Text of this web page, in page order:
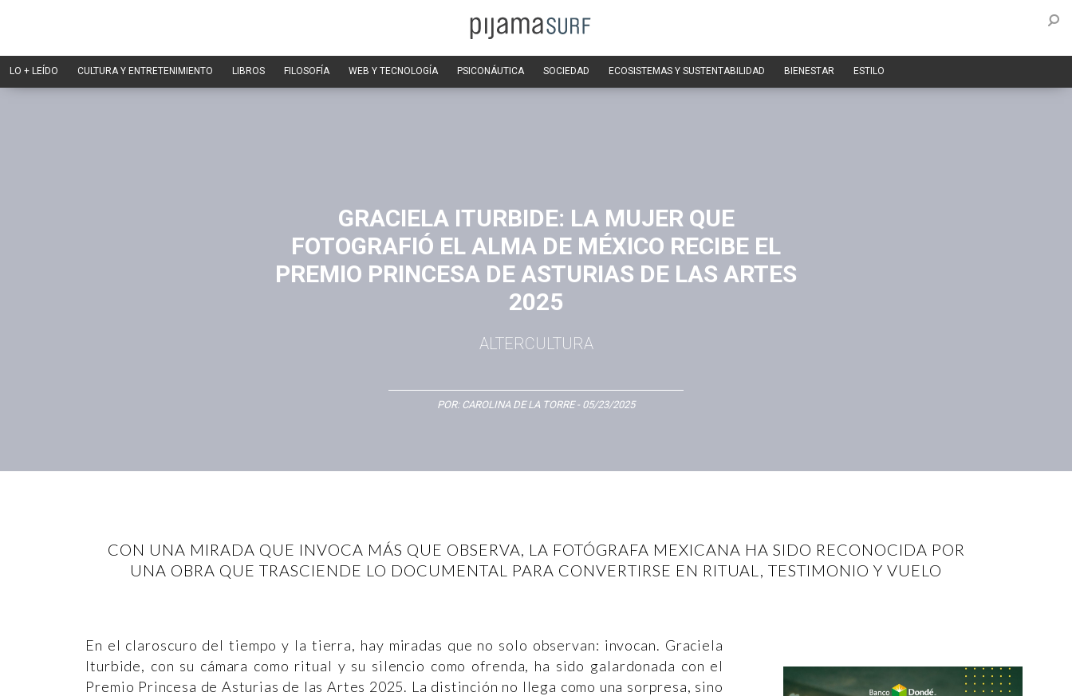
LO + LEÍDO CULTURA Y ENTRETENIMIENTO LIBROS FILOSOFÍA WEB Y TECNOLOGÍA PSICONÁUTICA SOCIEDAD ECOSISTEMAS Y SUSTENTABILIDAD BIENESTAR ESTILO
GRACIELA ITURBIDE: LA MUJER QUE
FOTOGRAFIÓ EL ALMA DE MÉXICO RECIBE EL
PREMIO PRINCESA DE ASTURIAS DE LAS ARTES
2025
ALTERCULTURA
POR: CAROLINA DE LA TORRE- 05/23/2025
CON UNA MIRADA QUE INVOCA MÁS QUE OBSERVA, LA FOTÓGRAFA MEXICANA HA SIDO RECONOCIDA POR
UNA OBRA QUE TRASCIENDE LO DOCUMENTAL PARA CONVERTIRSE EN RITUAL, TESTIMONIO Y VUELO
En el claroscuro del tiempo y la tierra, hay miradas que no solo observan: invocan. Graciela
Iturbide, con su cámara como ritual y su silencio como ofrenda, ha sido galardonada con el
Premio Princesa de Asturias de las Artes 2025. La distinción no llega como una sorpresa, sino